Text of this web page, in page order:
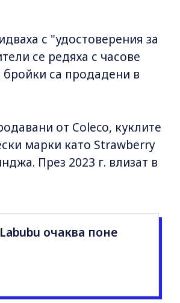
с "удостоверения за
се редяха с часове
бройки са продадени в
от Coleco, куклите
марки като Strawberry
През 2023 г. влизат в
очаква поне